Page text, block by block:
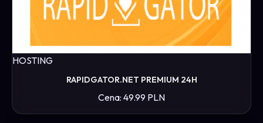
HOSTING
RAPIDGATOR.NET PREMIUM 24H
Cena: 49.99 PLN